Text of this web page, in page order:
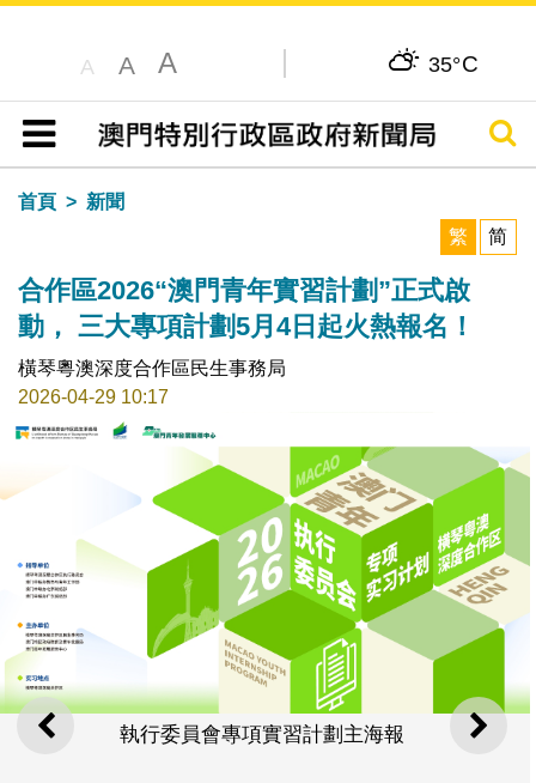
A A A 35°C
目錄
搜尋
首頁
新聞
繁
简
合作區2026“澳門青年實習計劃”正式啟
動， 三大專項計劃5月4日起火熱報名！
橫琴粵澳深度合作區民生事務局
2026-04-29 10:17
上一則 下一
執行委員會專項實習計劃主海報